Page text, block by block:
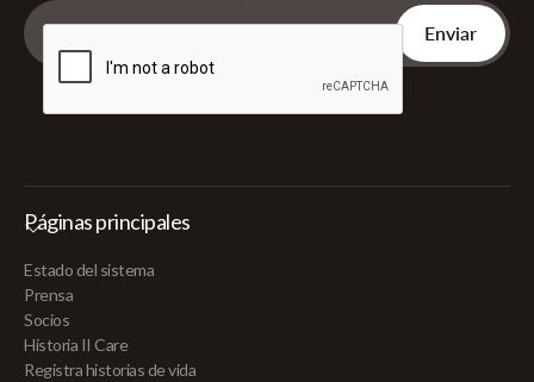
Páginas principales
Estado del sistema
Prensa
Socios
Historia II Care
Registra historias de vida